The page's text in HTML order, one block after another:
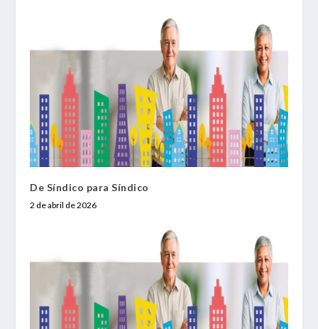
De Síndico para Síndico
2 de abril de 2026